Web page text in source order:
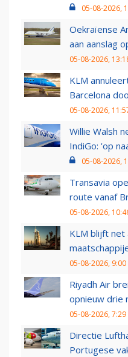
05-08-2026,
Oekraïense
aan aanslag
05-08-2026,
KLM
Barcelona
05-08-2026,
Willie Walsh
IndiGo: 'op
05-08-2026,
Transavia
route vanaf
05-08-2026,
KLM blijft net
05-08-2026, 9:00
Riyadh Air
opnieuw drie
05-08-2026, 7:29
Directie
Portugese